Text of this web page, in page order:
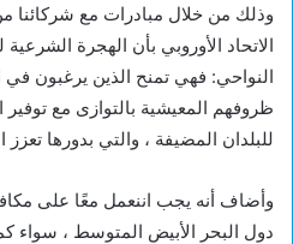
وذلك من خلال مبادرات مع شركائنا
الاتحاد الأوروبي بأن الهجرة
النواحي: فهي تمنح الذين يرغبون
ظروفهم المعيشية بالتوازى مع توفير
للبلدان المضيفة ، والتي بدورها تعزز
وأضاف أنه يجب اننعمل معًا على
دول البحر الأبيض المتوسط ، سواء